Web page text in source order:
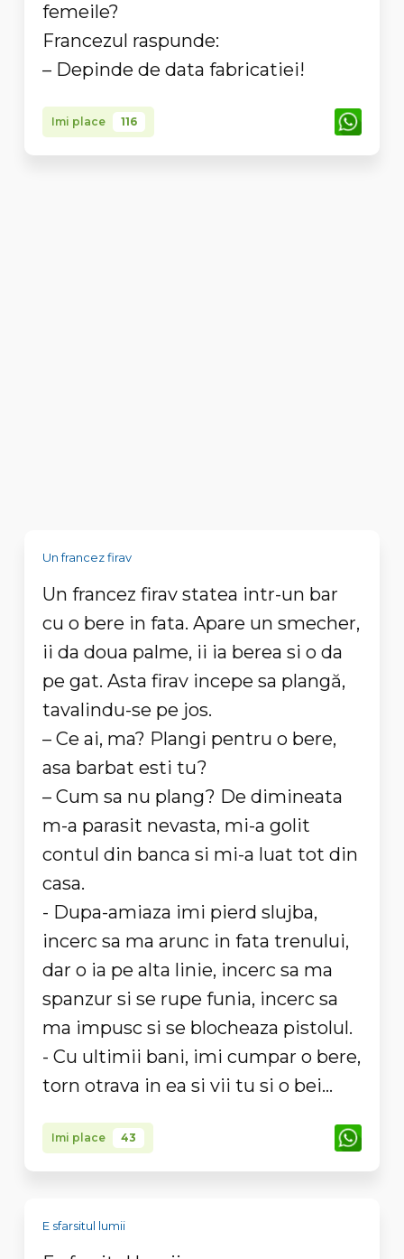
femeile?
Francezul raspunde:
– Depinde de data fabricatiei!
Imi place 116
Un francez firav
Un francez firav statea intr-un bar
cu o bere in fata. Apare un smecher,
ii da doua palme, ii ia berea si o da
pe gat. Asta firav incepe sa plangă,
tavalindu-se pe jos.
– Ce ai, ma? Plangi pentru o bere,
asa barbat esti tu?
– Cum sa nu plang? De dimineata
m-a parasit nevasta, mi-a golit
contul din banca si mi-a luat tot din
casa.
- Dupa-amiaza imi pierd slujba,
incerc sa ma arunc in fata trenului,
dar o ia pe alta linie, incerc sa ma
spanzur si se rupe funia, incerc sa
ma impusc si se blocheaza pistolul.
- Cu ultimii bani, imi cumpar o bere,
torn otrava in ea si vii tu si o bei…
Imi place 43
E sfarsitul lumii